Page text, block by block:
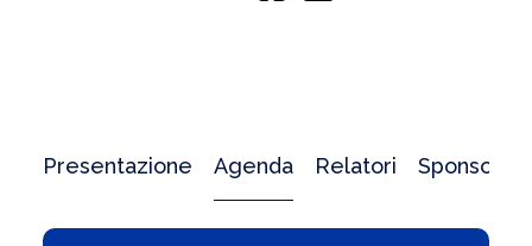
Presentazione Agenda Relatori Sponsor